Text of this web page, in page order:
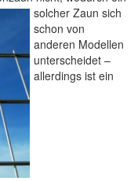
solcher Zaun sich
schon von
anderen Modellen
unterscheidet –
allerdings ist ein